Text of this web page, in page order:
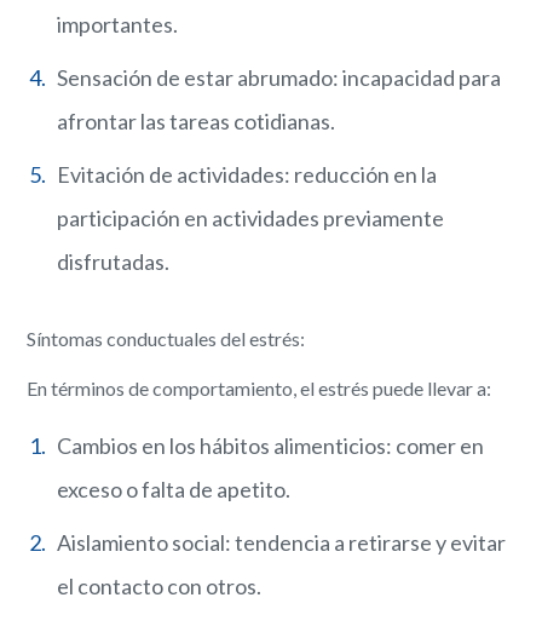
importantes.
Sensación de estar abrumado: incapacidad para
afrontar las tareas cotidianas.
Evitación de actividades: reducción en la
participación en actividades previamente
disfrutadas.
Síntomas conductuales del estrés:
En términos de comportamiento, el estrés puede llevar a:
Cambios en los hábitos alimenticios: comer en
exceso o falta de apetito.
Aislamiento social: tendencia a retirarse y evitar
el contacto con otros.